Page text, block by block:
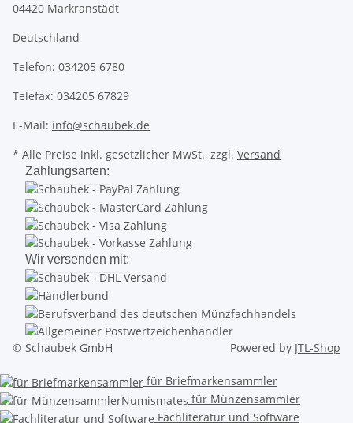
04420 Markranstädt
Deutschland
Telefon: 034205 6780
Telefax: 034205 67829
E-Mail: info@schaubek.de
* Alle Preise inkl. gesetzlicher MwSt., zzgl. Versand
Zahlungsarten:
Wir versenden mit:
© Schaubek GmbH Powered by JTL-Shop
für Briefmarkensammler
für Münzensammler
Fachliteratur und Software